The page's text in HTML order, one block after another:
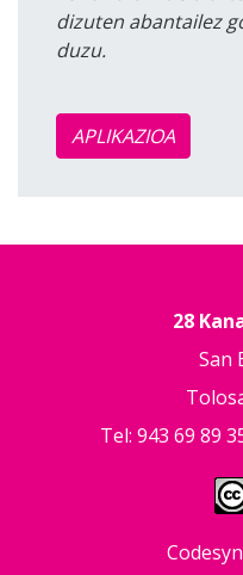
dizuten abantailez
duzu.
APLIKAZIOA
28
San
Tel: 943 69 89